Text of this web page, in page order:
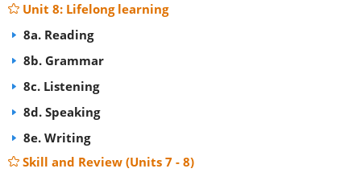
Unit 8: Lifelong learning
8a. Reading
8b. Grammar
8c. Listening
8d. Speaking
8e. Writing
Skill and Review (Units 7 - 8)